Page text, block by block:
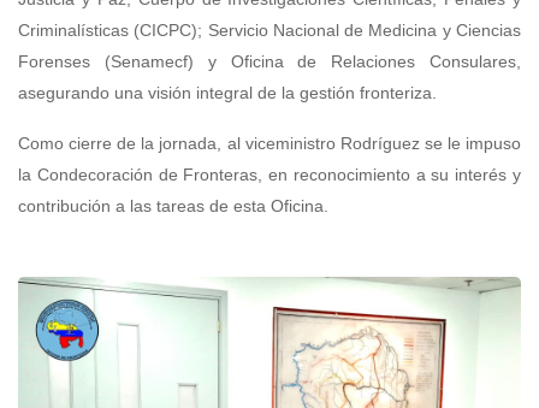
Criminalísticas (CICPC); Servicio Nacional de Medicina y Ciencias
Forenses (Senamecf) y Oficina de Relaciones Consulares,
asegurando una visión integral de la gestión fronteriza.
Como cierre de la jornada, al viceministro Rodríguez se le impuso
la Condecoración de Fronteras, en reconocimiento a su interés y
contribución a las tareas de esta Oficina.